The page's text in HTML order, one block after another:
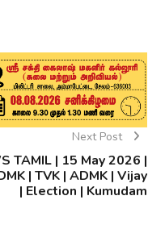
Next Post
TAMIL | 15 May 2026 |
| TVK | ADMK | Vijay
| Election | Kumudam